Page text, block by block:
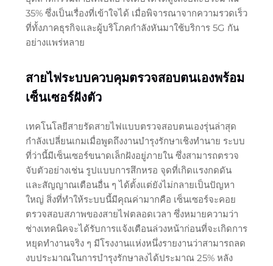
35% ซึ่งเป็นเรื่องที่เข้าใจได้ เมื่อพิจารณาจากความรวดเร็ว
ที่ทั้งภาคธุรกิจและผู้บริโภคกำลังหันมาใช้บริการ 5G กัน
อย่างแพร่หลาย
สายไฟระบบควบคุมตรวจสอบตนเองพร้อม
เซ็นเซอร์ฝังตัว
เทคโนโลยีสายรัดสายไฟแบบตรวจสอบตนเองรุ่นล่าสุด
กำลังเปลี่ยนเกมเมื่อพูดถึงงานบำรุงรักษาเชิงทำนาย ระบบ
ที่ว่านี้มีเซ็นเซอร์ขนาดเล็กฝังอยู่ภายใน ซึ่งสามารถตรวจ
จับตัวอย่างเช่น รูปแบบการสึกหรอ จุดที่เกิดแรงกดดัน
และสัญญาณเตือนอื่น ๆ ได้ตั้งแต่ยังไม่กลายเป็นปัญหา
ใหญ่ สิ่งที่ทำให้ระบบนี้มีคุณค่ามากคือ เซ็นเซอร์จะคอย
ตรวจสอบสภาพของสายไฟตลอดเวลา ซึ่งหมายความว่า
ช่างเทคนิคจะได้รับการแจ้งเตือนล่วงหน้าก่อนที่จะเกิดการ
หยุดทำงานจริง ๆ มีโรงงานแห่งหนึ่งรายงานว่าสามารถลด
งบประมาณในการบำรุงรักษาลงได้ประมาณ 25% หลัง